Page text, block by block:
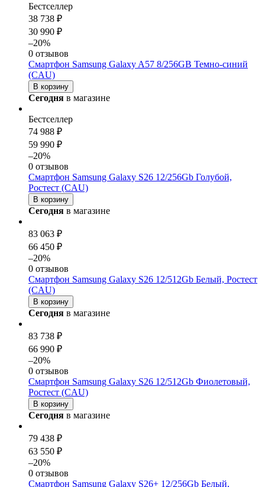
Бестселлер
38 738 ₽
30 990 ₽
–20%
0 отзывов
Смартфон Samsung Galaxy A57 8/256GB Темно-синий
(CAU)
В корзину
Сегодня в магазине
Бестселлер
74 988 ₽
59 990 ₽
–20%
0 отзывов
Смартфон Samsung Galaxy S26 12/256Gb Голубой,
Ростест (CAU)
В корзину
Сегодня в магазине
83 063 ₽
66 450 ₽
–20%
0 отзывов
Смартфон Samsung Galaxy S26 12/512Gb Белый, Ростест
(CAU)
В корзину
Сегодня в магазине
83 738 ₽
66 990 ₽
–20%
0 отзывов
Смартфон Samsung Galaxy S26 12/512Gb Фиолетовый,
Ростест (CAU)
В корзину
Сегодня в магазине
79 438 ₽
63 550 ₽
–20%
0 отзывов
Смартфон Samsung Galaxy S26+ 12/256Gb Белый,